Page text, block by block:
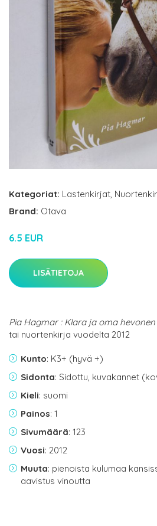
Kategoriat: Lastenkirjat,
Brand: Otava
6.5 EUR
LISÄTIETOJA
Pia Hagmar : Klara ja oma hevonen
tai nuortenkirja vuodelta 2012
Kunto: K3+ (hyvä +)
Sidonta: Sidottu, kuvakannet
Kieli: suomi
Painos: 1
Sivumäärä: 123
Vuosi: 2012
Muuta: pienoista kulumaa
aavistus vinoutta